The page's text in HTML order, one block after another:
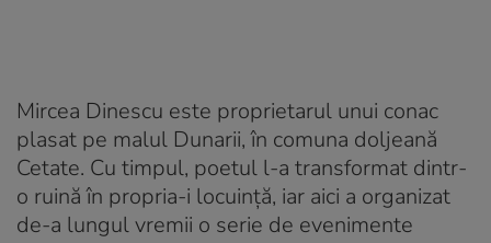
Mircea Dinescu este proprietarul unui conac
plasat pe malul Dunarii, în comuna doljeană
Cetate. Cu timpul, poetul l-a transformat dintr-
o ruină în propria-i locuință, iar aici a organizat
de-a lungul vremii o serie de evenimente